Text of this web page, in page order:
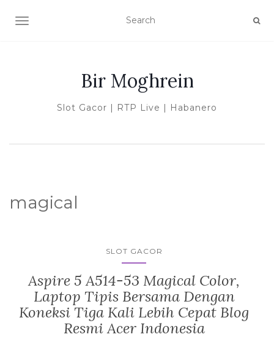
TOGGLE NAVIGATION
Bir Moghrein
Slot Gacor | RTP Live | Habanero
magical
SLOT GACOR
Aspire 5 A514-53 Magical Color,
Laptop Tipis Bersama Dengan
Koneksi Tiga Kali Lebih Cepat Blog
Resmi Acer Indonesia